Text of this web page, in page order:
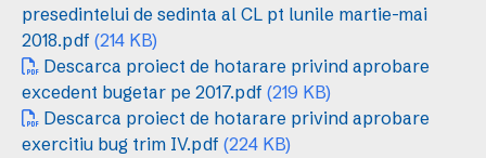
presedintelui de sedinta al CL pt lunile martie-mai
2018.pdf (214 KB)
Descarca proiect de hotarare privind aprobare
excedent bugetar pe 2017.pdf (219 KB)
Descarca proiect de hotarare privind aprobare
exercitiu bug trim IV.pdf (224 KB)